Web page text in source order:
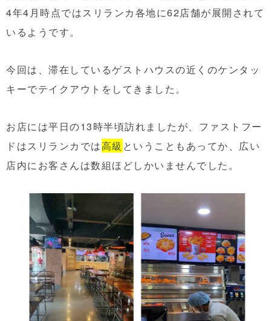
4年4月時点ではスリランカ各地に62店舗が展開されて
いるようです。
今回は、滞在しているゲストハウスの近くのケンタッ
キーでテイクアウトをしてきました。
お店には平日の13時半頃訪れましたが、ファストフー
ドはスリランカでは高級 ということもあってか、広い
店内にお客さんは数組ほどしかいませんでした。